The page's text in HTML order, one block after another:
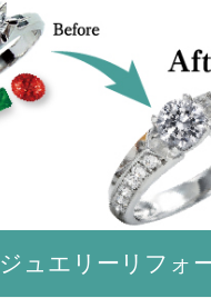
ジュエリーリフォ